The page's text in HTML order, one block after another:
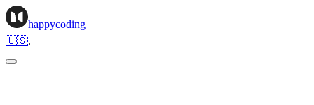
happycoding
🇺🇸.